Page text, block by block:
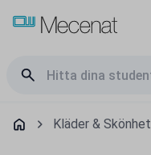
Kläder & Skönhet